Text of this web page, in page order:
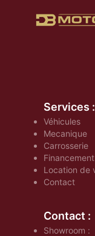
Services :
Véhicules
Mecanique
Carrosserie
Financement
Location de
Contact
Contact :
Showroom :